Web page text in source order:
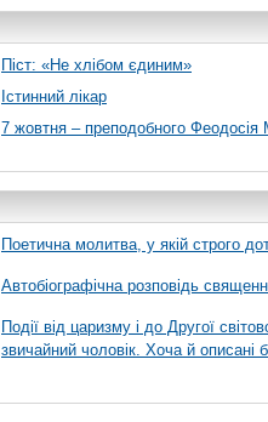
Піст: «Не хлібом єдиним»
Істинний лікар
7 жовтня – преподобного Феодосія
Поетична молитва, у якій строго
Автобіографічна розповідь
Події від царизму і до Другої
звичайний чоловік. Хоча й